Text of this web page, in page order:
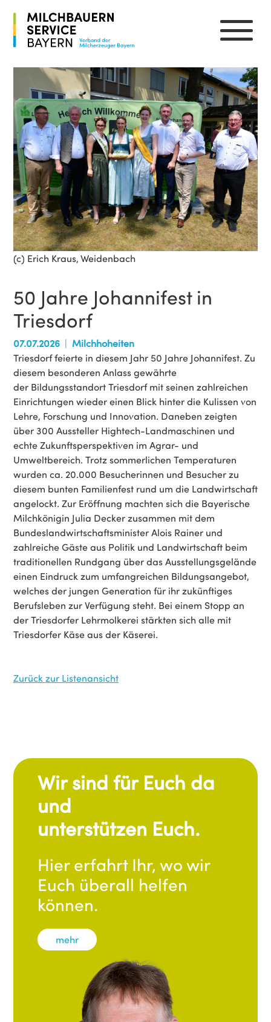
(c) Erich Kraus, Weidenbach
50 Jahre Johannifest in
Triesdorf
07.07.2026
Milchhoheiten
Triesdorf feierte in diesem Jahr 50 Jahre Johannifest. Zu
diesem besonderen Anlass gewährte
der Bildungsstandort Triesdorf mit seinen zahlreichen
Einrichtungen wieder einen Blick hinter die Kulissen von
Lehre, Forschung und Innovation. Daneben zeigten
über 300 Aussteller Hightech-Landmaschinen und
echte Zukunftsperspektiven im Agrar- und
Umweltbereich. Trotz sommerlichen Temperaturen
wurden ca. 20.000 Besucherinnen und Besucher zu
diesem bunten Familienfest rund um die Landwirtschaft
angelockt. Zur Eröffnung machten sich die Bayerische
Milchkönigin Julia Decker zusammen mit dem
Bundeslandwirtschaftsminister Alois Rainer und
zahlreiche Gäste aus Politik und Landwirtschaft beim
traditionellen Rundgang über das Ausstellungsgelände
einen Eindruck zum umfangreichen Bildungsangebot,
welches der jungen Generation für ihr zukünftiges
Berufsleben zur Verfügung steht. Bei einem Stopp an
der Triesdorfer Lehrmolkerei stärkten sich alle mit
Triesdorfer Käse aus der Käserei.
Zurück zur Listenansicht
Wir sind für Euch da
und
unterstützen Euch.
Hier erfahrt Ihr, wo wir
Euch überall helfen
können.
mehr